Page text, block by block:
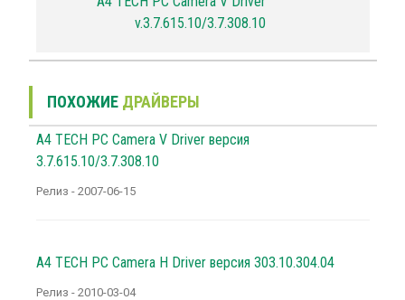
v.3.7.615.10/3.7.308.10
ПОХОЖИЕ ДРАЙВЕРЫ
A4 TECH PC Camera V Driver версия
3.7.615.10/3.7.308.10
Релиз - 2007-06-15
A4 TECH PC Camera H Driver версия 303.10.304.04
Релиз - 2010-03-04